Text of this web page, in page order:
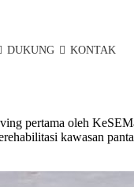
DUKUNG KONTAK
pertama oleh
kawasan